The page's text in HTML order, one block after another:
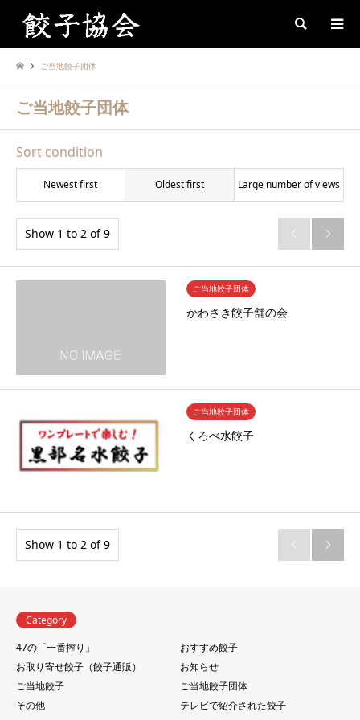
Search
ご当地餃子団体
ご当地餃子団体
Sort condition
Newest first Oldest first Large number of views
Show 1 to 2 of 9  
ご当地餃子団体
かわさき餃子舗の会
ご当地餃子団体
くろべ水餃子
Show 1 to 2 of 9  
Category
47の「一番搾り」
おすすめ餃子
お取り寄せ餃子（餃子通販）
お知らせ
ご当地餃子
ご当地餃子団体
その他
テレビで紹介された餃子